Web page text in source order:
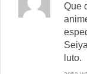
Que
luto.